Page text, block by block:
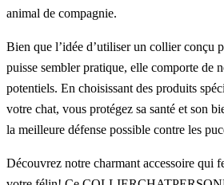
animal de compagnie.
Bien que l’idée d’utiliser un collier conçu
puisse sembler pratique, elle comporte de
potentiels. En choisissant des produits
votre chat, vous protégez sa santé et son
la meilleure défense possible contre les
Découvrez notre charmant accessoire qui